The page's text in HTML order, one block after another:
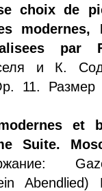
choix de
modernes,
par
и К.
11.
et
Suite.
Abendlied)